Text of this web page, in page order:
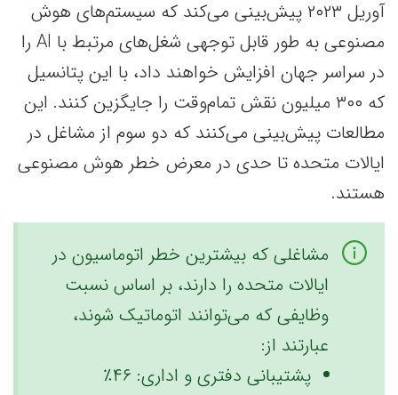
آوریل ۲۰۲۳ پیش‌بینی می‌کند که سیستم‌های هوش
مصنوعی به طور قابل توجهی شغل‌های مرتبط با AI را
در سراسر جهان افزایش خواهند داد، با این پتانسیل
که ۳۰۰ میلیون نقش تمام‌وقت را جایگزین کنند. این
مطالعات پیش‌بینی می‌کنند که دو سوم از مشاغل در
ایالات متحده تا حدی در معرض خطر هوش مصنوعی
هستند.
مشاغلی که بیشترین خطر اتوماسیون در
ایالات متحده را دارند، بر اساس نسبت
وظایفی که می‌توانند اتوماتیک شوند،
عبارتند از:
پشتیبانی دفتری و اداری: ۴۶٪